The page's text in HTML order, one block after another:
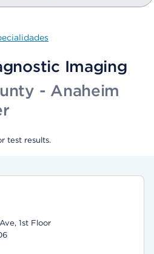
Imaging
- Anaheim
test results.
1st Floor